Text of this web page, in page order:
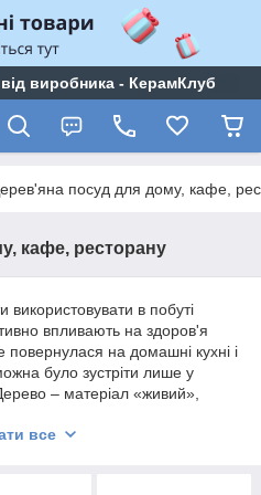
виробника - КерамКлуб
посуд для дому, кафе,
кафе, ресторану
в побуті
впливають на здоров'я
на домашні кухні і
було зустріти лише у
– матеріал «живий»,
До того ж корисна
все